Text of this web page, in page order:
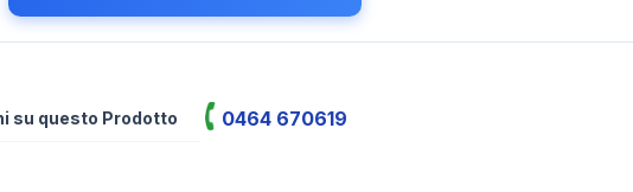
su questo Prodotto 0464 670619